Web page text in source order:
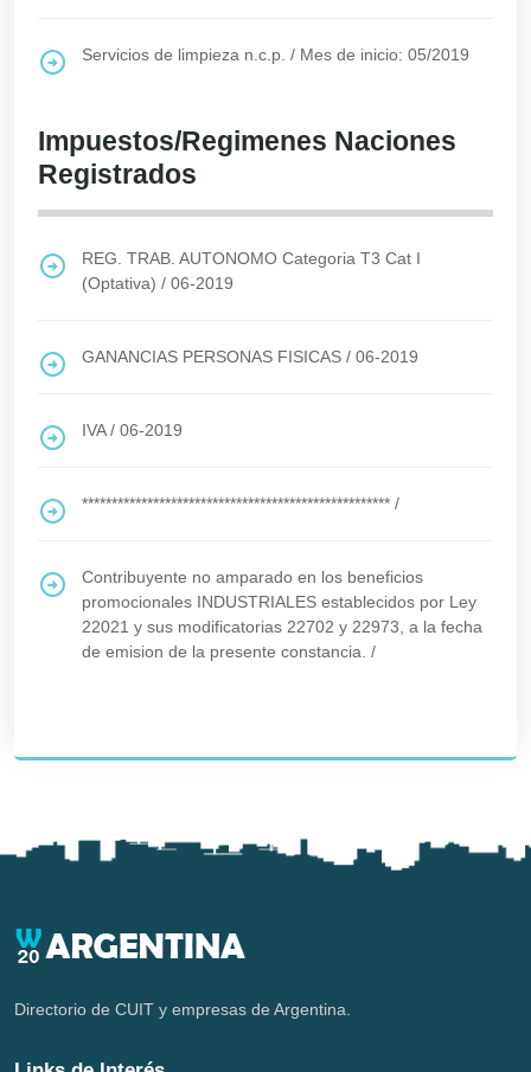
Servicios de limpieza n.c.p. / Mes de inicio: 05/2019
Impuestos/Regimenes Naciones
Registrados
REG. TRAB. AUTONOMO Categoria T3 Cat I
(Optativa) / 06-2019
GANANCIAS PERSONAS FISICAS / 06-2019
IVA/ 06-2019
**************************************************** /
Contribuyente no amparado en los beneficios
promocionales INDUSTRIALES establecidos por Ley
22021 y sus modificatorias 22702 y 22973, a la fecha
de emision de la presente constancia. /
Directorio de CUIT y empresas de Argentina.